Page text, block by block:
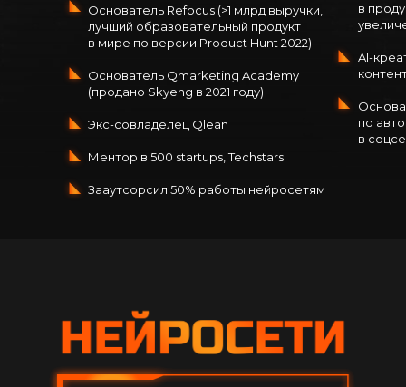
Основатель Refocus (>1 млрд выручки,
лучший образовательный продукт
в мире по версии Product Hunt 2022)
Основатель Qmarketing Academy
(продано Skyeng в 2021 году)
Экс-совладелец Qlean
Ментор в 500 startups, Techstars
Зааутсорсил 50% работы нейросетям
в
AI-
по
в